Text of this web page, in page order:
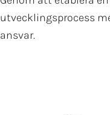
utvecklingsprocess
ansvar.